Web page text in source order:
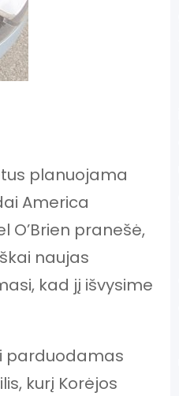
planuojama
America
pranešė,
naujas
kad jį išvysime
parduodamas
kurį Korėjos